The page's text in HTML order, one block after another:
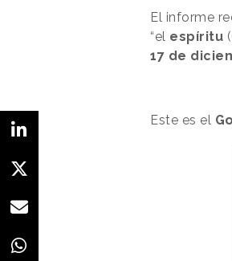
El informe
“el espíritu
17 de
Este es el